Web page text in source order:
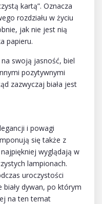
kartą”. Oznacza
rozdziału w życiu
jak nie jest nią
papieru.
swoją jasność, biel
pozytywnymi
zazwyczaj biała jest
i powagi
się także z
wyglądają w
lampionach.
uroczystości
dywan, po którym
na ten temat